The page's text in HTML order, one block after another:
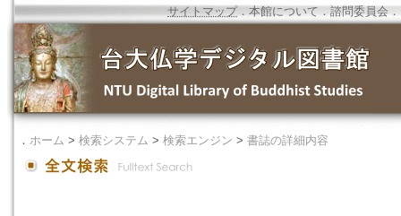
サイトマップ．本館について ． 諮問委員会 ．
． ホーム > 検索システム > 検索エンジン > 書誌の詳細内容